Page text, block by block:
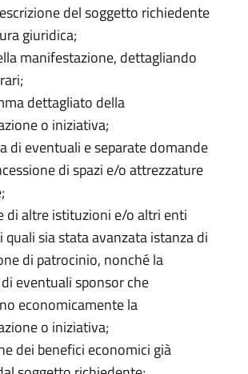
del soggetto richiedente
giuridica;
manifestazione, dettagliando
dettagliato della
o iniziativa;
di eventuali e separate domande
di spazi e/o attrezzature
di altre istituzioni e/o altri enti
quali sia stata avanzata istanza di
di patrocinio, nonché la
eventuali sponsor che
economicamente la
o iniziativa;
dei benefici economici già